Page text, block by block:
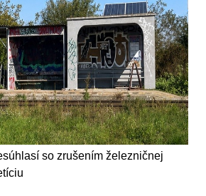
so zrušením železničnej